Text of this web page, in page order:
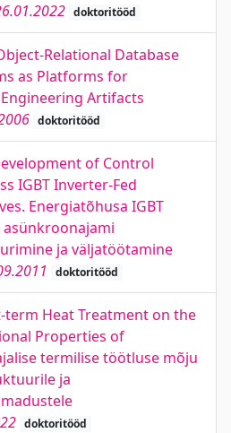
doktoritööd
Relational Database
as Platforms for
Artifacts
doktoritööd
of Control
IGBT Inverter-Fed
Energiatõhusa IGBT
ja väljatöötamine
doktoritööd
Heat Treatment on the
Properties of
termilise töötluse mõju
ja
doktoritööd